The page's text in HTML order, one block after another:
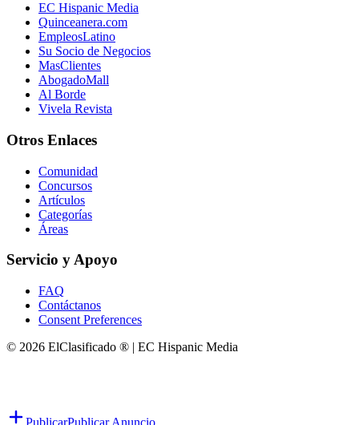
EC Hispanic Media
Quinceanera.com
EmpleosLatino
Su Socio de Negocios
MasClientes
AbogadoMall
Al Borde
Vivela Revista
Otros Enlaces
Comunidad
Concursos
Artículos
Categorías
Áreas
Servicio y Apoyo
FAQ
Contáctanos
Consent Preferences
© 2026 ElClasificado ® | EC Hispanic Media